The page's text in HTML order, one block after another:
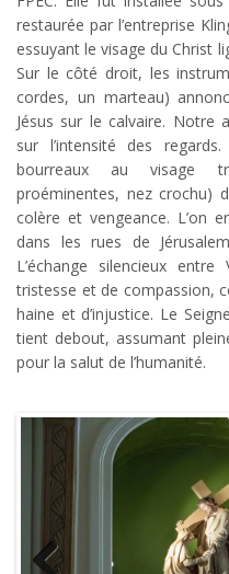
restaurée par l’entreprise
essuyant le visage du Christ
Sur le côté droit, les
cordes, un marteau)
Jésus sur le calvaire. Notre
sur l’intensité des
bourreaux au visage
proéminentes, nez crochu)
colère et vengeance. L’on
dans les rues de
L’échange silencieux
tristesse et de compassion,
haine et d’injustice. Le
tient debout, assumant
pour la salut de l’humanité.